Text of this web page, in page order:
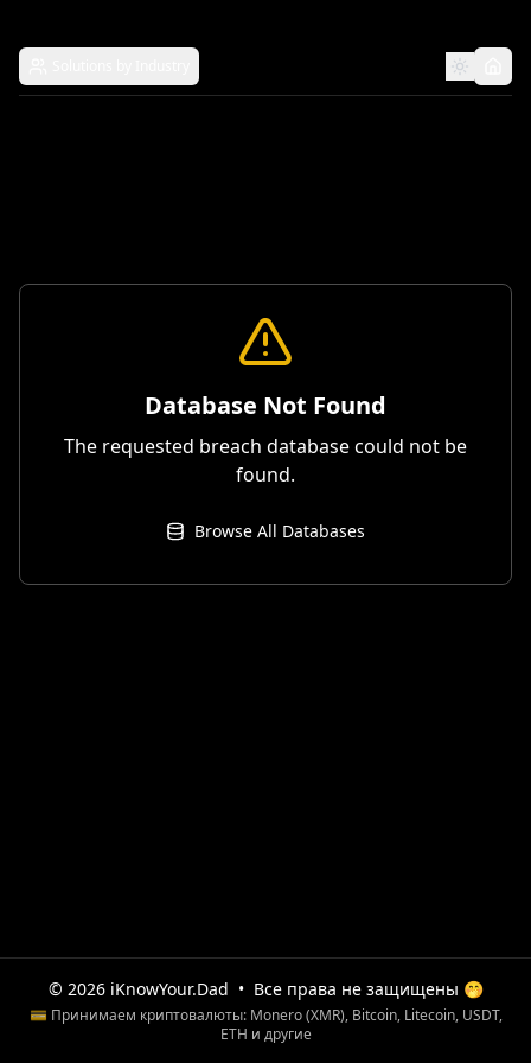
Database Not Found
The requested breach database could not be
found.
Browse All Databases
© 2026 iKnowYour.Dad • Все права не защищены 🤭
💳 Принимаем криптовалюты: Monero (XMR), Bitcoin, Litecoin, USDT,
ETH и другие